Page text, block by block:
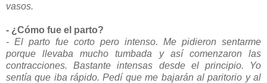
vasos.
- ¿Cómo fue el parto?
- El parto fue corto pero intenso. Me pidieron sentarme
porque llevaba mucho tumbada y así comenzaron las
contracciones. Bastante intensas desde el principio. Yo
sentía que iba rápido. Pedí que me bajarán al paritorio y al